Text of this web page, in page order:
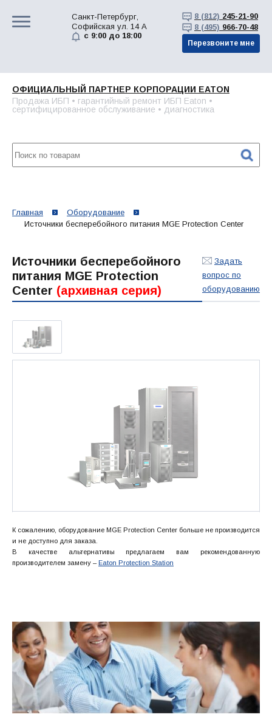
Санкт-Петербург,
Софийская ул. 14 А
с 9:00 до 18:00
8 (812) 245-21-90
8 (495) 966-70-48
Перезвоните мне
ОФИЦИАЛЬНЫЙ ПАРТНЕР КОРПОРАЦИИ EATON
Продажа ИБП • гарантийный ремонт ИБП Eaton •
сертифицированное обслуживание • диагностика
Главная
Оборудование
Источники бесперебойного питания MGE Protection Center
Источники бесперебойного
питания MGE Protection
Center (архивная серия)
Задать
вопрос по
оборудованию
К сожалению, оборудование MGE Protection Center больше не производится
и не доступно для заказа.
В качестве альтернативы предлагаем вам рекомендованную
производителем замену – Eaton Protection Station